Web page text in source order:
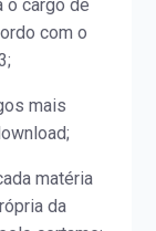
o cargo de
com o
mais
matéria
da